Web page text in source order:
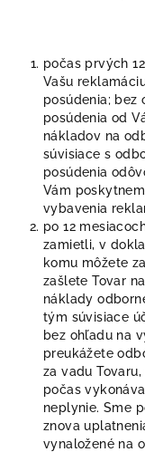
počas prvých
Vašu
posúdenia; bez
posúdenia od
nákladov na
súvisiace s
posúdenia
Vám
vybavenia
po 12
zamietli, v
komu môžete
zašlete Tovar
náklady
tým súvisiace
bez ohľadu na
preukážete
za vadu
počas
neplynie. Sme
znova
vynaložené na